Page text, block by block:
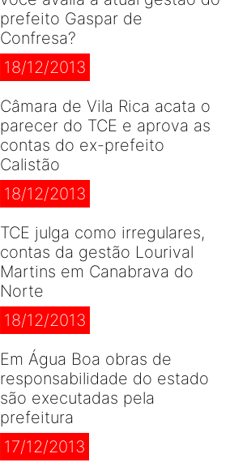
prefeito Gaspar de
Confresa?
18/12/2013
Câmara de Vila Rica acata o
parecer do TCE e aprova as
contas do ex-prefeito
Calistão
18/12/2013
TCE julga como irregulares,
contas da gestão Lourival
Martins em Canabrava do
Norte
18/12/2013
Em Água Boa obras de
responsabilidade do estado
são executadas pela
prefeitura
17/12/2013